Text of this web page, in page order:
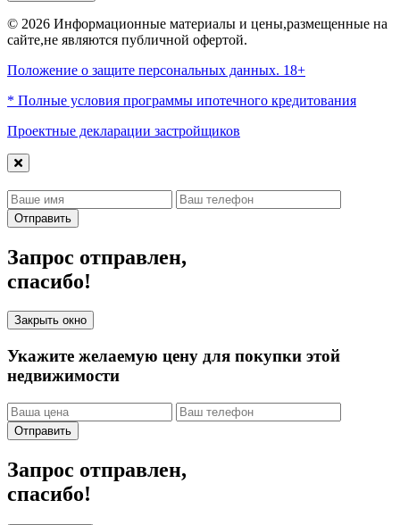
© 2026 Информационные материалы и цены,размещенные на
сайте,не являются публичной офертой.
Положение о защите персональных данных. 18+
* Полные условия программы ипотечного кредитования
Проектные декларации застройщиков
Отправить
Запрос отправлен,
спасибо!
Закрыть окно
Укажите желаемую цену для покупки этой
недвижимости
Отправить
Запрос отправлен,
спасибо!